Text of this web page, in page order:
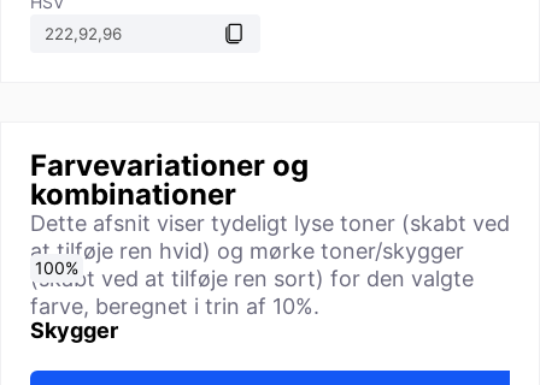
Farvevariationer og
kombinationer
Dette afsnit viser tydeligt lyse toner (skabt ved
at tilføje ren hvid) og mørke toner/skygger
(skabt ved at tilføje ren sort) for den valgte
farve, beregnet i trin af 10%.
Skygger
0%
10%
20%
30%
40%
50%
60%
70%
80%
90%
100%